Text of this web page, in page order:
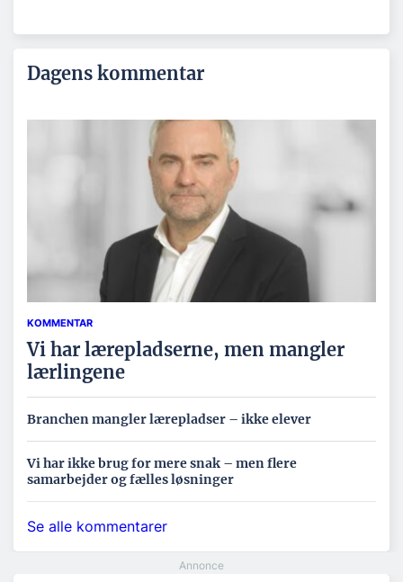
Dagens kommentar
KOMMENTAR
Vi har lærepladserne, men mangler
lærlingene
Branchen mangler lærepladser – ikke elever
Vi har ikke brug for mere snak – men flere
samarbejder og fælles løsninger
Se alle kommentarer